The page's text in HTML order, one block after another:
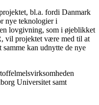
bl.a. fordi Danmark
nye teknologier i
lovgivning, som i øjeblikket
vil projektet være med til at
samme kan udnytte de nye
Universitet samt